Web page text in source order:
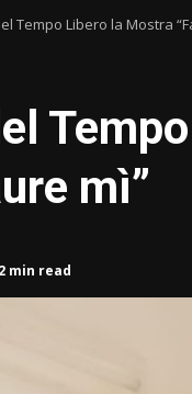
Tempo Libero la Mostra
mì”
2 min read